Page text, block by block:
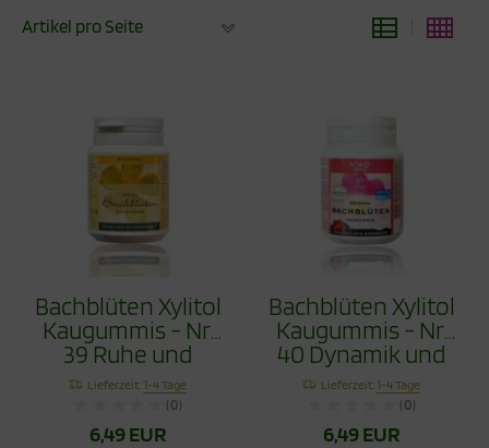
Artikel pro Seite
Bachblüten Xylitol
Kaugummis - Nr.
39 Ruhe und
Gelassenheit 60g
Lieferzeit:1-4 Tage
(0)
6,49 EUR
Bachblüten Xylitol
Kaugummis - Nr.
40 Dynamik und
Ausdauer 60g
Lieferzeit:1-4 Tage
(0)
6,49 EUR